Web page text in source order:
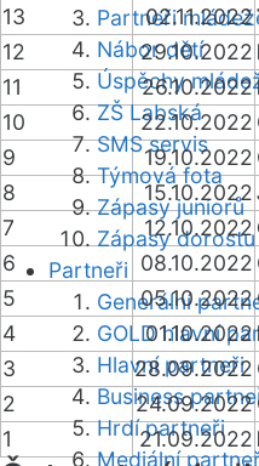
Partneři
Nábor dětí
Úspěchy
ZŠ Labská
SMS servis
Týmová fota
Zápasy juniorů
Zápasy dorostu
Partneři
Generální
GOLD hlavní
Hlavní partneři
Business
Hrdí partneři
Mediální
13
02.11.2022
12
29.10.2022
11
26.10.2022
10
22.10.2022
9
19.10.2022
8
15.10.2022
7
12.10.2022
6
08.10.2022
5
05.10.2022
4
01.10.2022
3
28.09.2022
2
24.09.2022
1
21.09.2022